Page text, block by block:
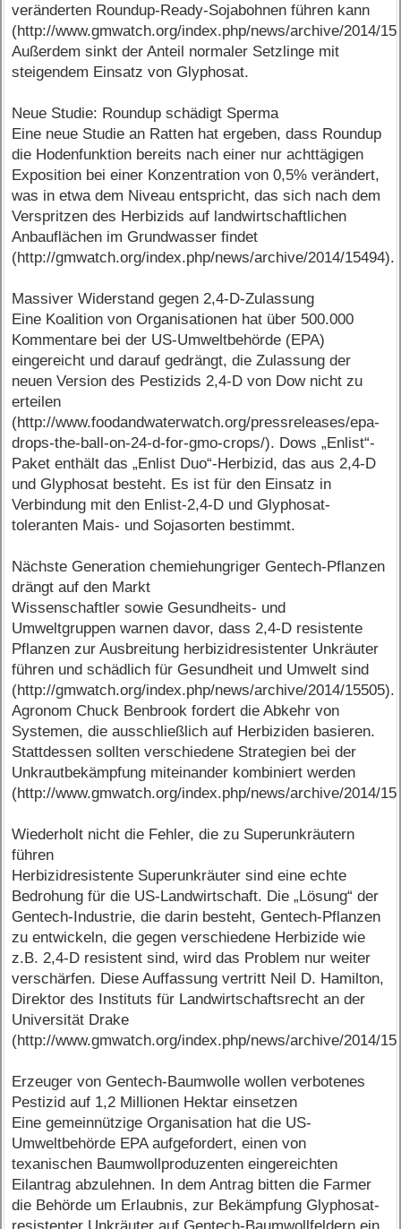
veränderten Roundup-Ready-Sojabohnen führen kann
(http://www.gmwatch.org/index.php/news/archive/2014/
Außerdem sinkt der Anteil normaler Setzlinge mit
steigendem Einsatz von Glyphosat.
Neue Studie: Roundup schädigt Sperma
Eine neue Studie an Ratten hat ergeben, dass Roundup
die Hodenfunktion bereits nach einer nur achttägigen
Exposition bei einer Konzentration von 0,5% verändert,
was in etwa dem Niveau entspricht, das sich nach dem
Verspritzen des Herbizids auf landwirtschaftlichen
Anbauflächen im Grundwasser findet
(http://gmwatch.org/index.php/news/archive/2014/15494).
Massiver Widerstand gegen 2,4-D-Zulassung
Eine Koalition von Organisationen hat über 500.000
Kommentare bei der US-Umweltbehörde (EPA)
eingereicht und darauf gedrängt, die Zulassung der
neuen Version des Pestizids 2,4-D von Dow nicht zu
erteilen
(http://www.foodandwaterwatch.org/pressreleases/epa-
drops-the-ball-on-24-d-for-gmo-crops/). Dows „Enlist“-
Paket enthält das „Enlist Duo“-Herbizid, das aus 2,4-D
und Glyphosat besteht. Es ist für den Einsatz in
Verbindung mit den Enlist-2,4-D und Glyphosat-
toleranten Mais- und Sojasorten bestimmt.
Nächste Generation chemiehungriger Gentech-Pflanzen
drängt auf den Markt
Wissenschaftler sowie Gesundheits- und
Umweltgruppen warnen davor, dass 2,4-D resistente
Pflanzen zur Ausbreitung herbizidresistenter Unkräuter
führen und schädlich für Gesundheit und Umwelt sind
(http://gmwatch.org/index.php/news/archive/2014/15505).
Agronom Chuck Benbrook fordert die Abkehr von
Systemen, die ausschließlich auf Herbiziden basieren.
Stattdessen sollten verschiedene Strategien bei der
Unkrautbekämpfung miteinander kombiniert werden
(http://www.gmwatch.org/index.php/news/archive/2014/
Wiederholt nicht die Fehler, die zu Superunkräutern
führen
Herbizidresistente Superunkräuter sind eine echte
Bedrohung für die US-Landwirtschaft. Die „Lösung“ der
Gentech-Industrie, die darin besteht, Gentech-Pflanzen
zu entwickeln, die gegen verschiedene Herbizide wie
z.B. 2,4-D resistent sind, wird das Problem nur weiter
verschärfen. Diese Auffassung vertritt Neil D. Hamilton,
Direktor des Instituts für Landwirtschaftsrecht an der
Universität Drake
(http://www.gmwatch.org/index.php/news/archive/2014/
Erzeuger von Gentech-Baumwolle wollen verbotenes
Pestizid auf 1,2 Millionen Hektar einsetzen
Eine gemeinnützige Organisation hat die US-
Umweltbehörde EPA aufgefordert, einen von
texanischen Baumwollproduzenten eingereichten
Eilantrag abzulehnen. In dem Antrag bitten die Farmer
die Behörde um Erlaubnis, zur Bekämpfung Glyphosat-
resistenter Unkräuter auf Gentech-Baumwollfeldern ein